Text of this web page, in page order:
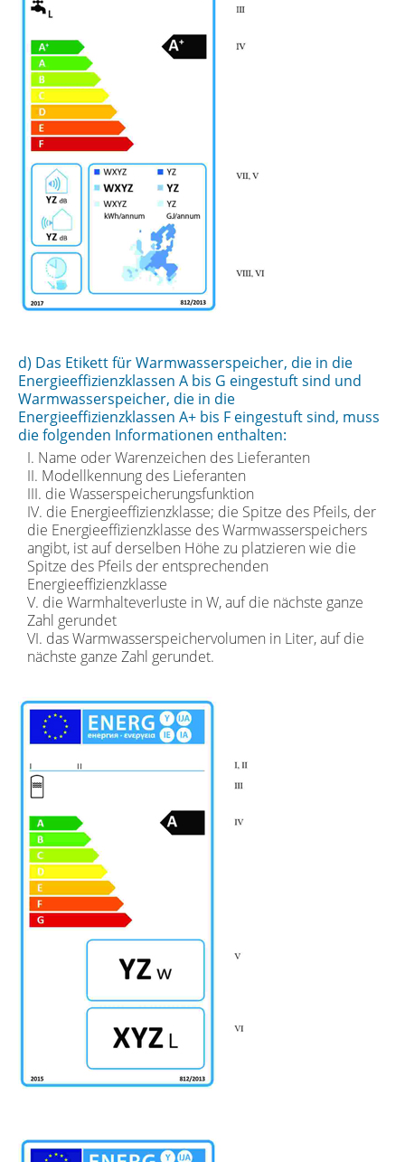
d) Das Etikett für Warmwasserspeicher, die in die
Energieeffizienzklassen A bis G eingestuft sind und
Warmwasserspeicher, die in die
Energieeffizienzklassen A+ bis F eingestuft sind, muss
die folgenden Informationen enthalten:
I. Name oder Warenzeichen des Lieferanten
II. Modellkennung des Lieferanten
III. die Wasserspeicherungsfunktion
IV. die Energieeffizienzklasse; die Spitze des Pfeils, der
die Energieeffizienzklasse des Warmwasserspeichers
angibt, ist auf derselben Höhe zu platzieren wie die
Spitze des Pfeils der entsprechenden
Energieeffizienzklasse
V. die Warmhalteverluste in W, auf die nächste ganze
Zahl gerundet
VI. das Warmwasserspeichervolumen in Liter, auf die
nächste ganze Zahl gerundet.